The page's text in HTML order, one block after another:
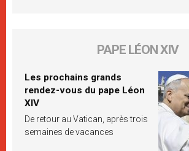
PAPE LÉON XIV
Les prochains grands
rendez-vous du pape Léon
XIV
De retour au Vatican, après trois
semaines de vacances